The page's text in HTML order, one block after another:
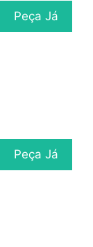
Peça Já
Peça Já